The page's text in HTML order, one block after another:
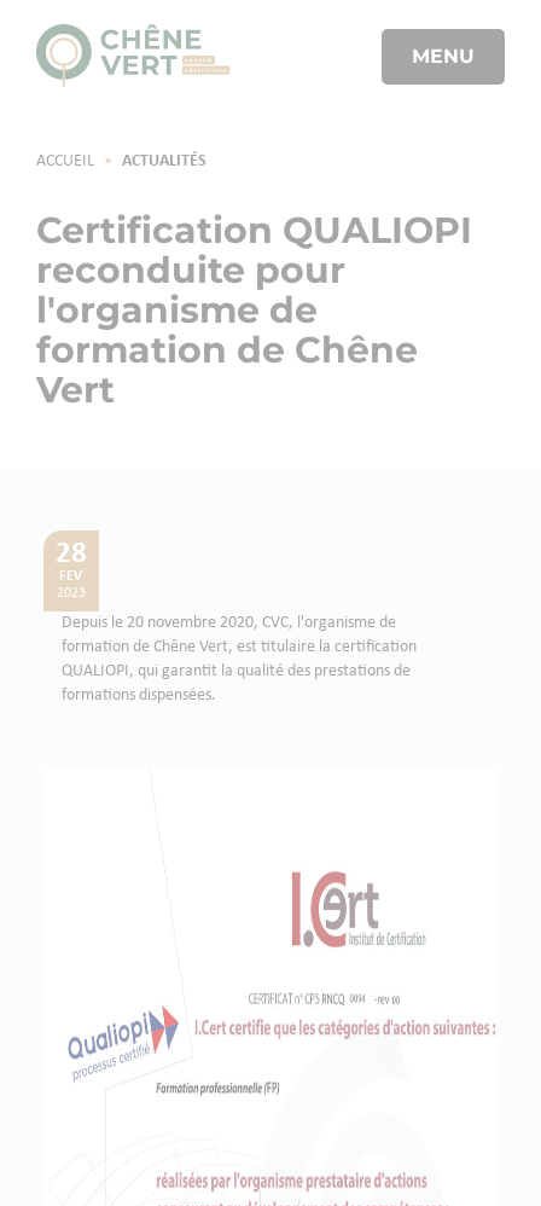
MENU
ACCUEIL • ACTUALITÉS
Certification QUALIOPI
reconduite pour
l'organisme de
formation de Chêne
Vert
28
FEV
2023
Depuis le 20 novembre 2020, CVC, l'organisme de
formation de Chêne Vert, est titulaire la certification
QUALIOPI, qui garantit la qualité des prestations de
formations dispensées.